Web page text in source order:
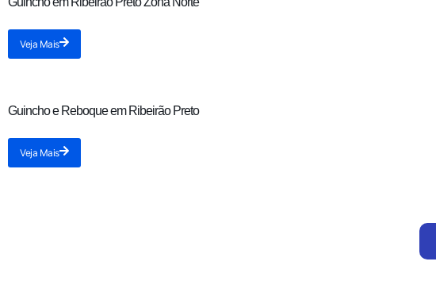
Veja Mais
Guincho e Reboque em Ribeirão Preto
Veja Mais